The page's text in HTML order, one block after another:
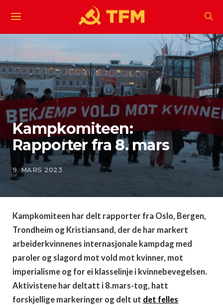
Kampkomiteen:
Rapporter fra 8. mars
9. MARS 2023
Kampkomiteen har delt rapporter fra Oslo, Bergen,
Trondheim og Kristiansand, der de har markert
arbeiderkvinnenes internasjonale kampdag med
paroler og slagord mot vold mot kvinner, mot
imperialisme og for ei klasselinje i kvinnebevegelsen.
Aktivistene har deltatt i 8.mars-tog, hatt
forskjellige markeringer og delt ut det felles